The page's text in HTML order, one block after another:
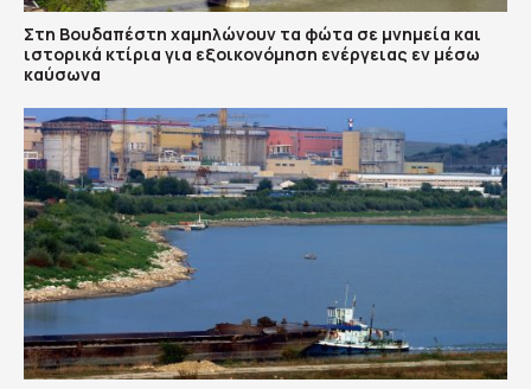
Στη Βουδαπέστη χαμηλώνουν τα φώτα σε μνημεία και
ιστορικά κτίρια για εξοικονόμηση ενέργειας εν μέσω
καύσωνα